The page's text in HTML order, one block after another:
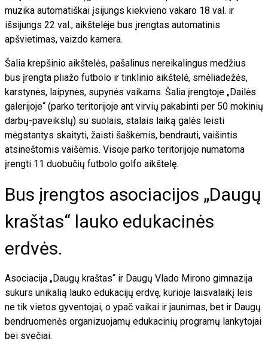
muzika automatiškai įsijungs kiekvieno vakaro 18 val. ir
išsijungs 22 val., aikštelėje bus įrengtas automatinis
apšvietimas, vaizdo kamera.
Šalia krepšinio aikštelės, pašalinus nereikalingus medžius
bus įrengta pliažo futbolo ir tinklinio aikštelė, smėliadežės,
karstynės, laipynės, supynės vaikams. Šalia įrengtoje „Dailės
galerijoje“ (parko teritorijoje ant virvių pakabinti per 50 mokinių
darbų-paveikslų) su suolais, stalais laiką galės leisti
mėgstantys skaityti, žaisti šaškėmis, bendrauti, vaišintis
atsineštomis vaišėmis. Visoje parko teritorijoje numatoma
įrengti 11 duobučių futbolo golfo aikštelę.
Bus įrengtos asociacijos „Daugų
kraštas“ lauko edukacinės
erdvės.
Asociacija „Daugų kraštas“ ir Daugų Vlado Mirono gimnazija
sukurs unikalią lauko edukacijų erdvę, kurioje laisvalaikį leis
ne tik vietos gyventojai, o ypač vaikai ir jaunimas, bet ir Daugų
bendruomenės organizuojamų edukacinių programų lankytojai
bei svečiai.